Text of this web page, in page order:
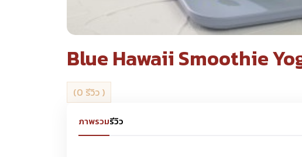
Blue Hawaii Smoothie
(0 รีวิว )
ภาพรวมรีวิว